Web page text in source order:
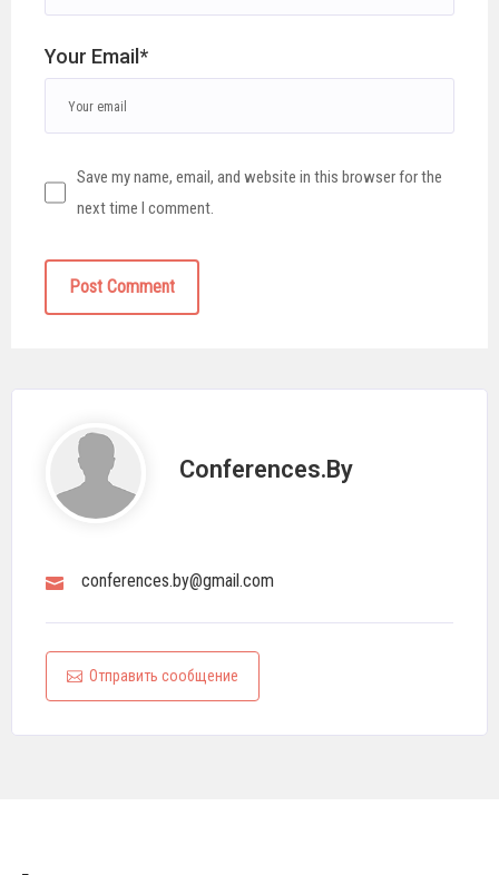
Your Email*
Save my name, email, and website in this browser for the
next time I comment.
Conferences.by
conferences.by@gmail.com
Отправить сообщение